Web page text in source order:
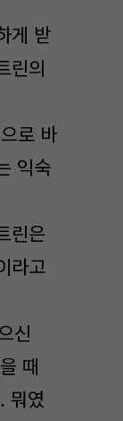
게 받
린의
로 바
익숙
린은
라고
신
때
뭐였